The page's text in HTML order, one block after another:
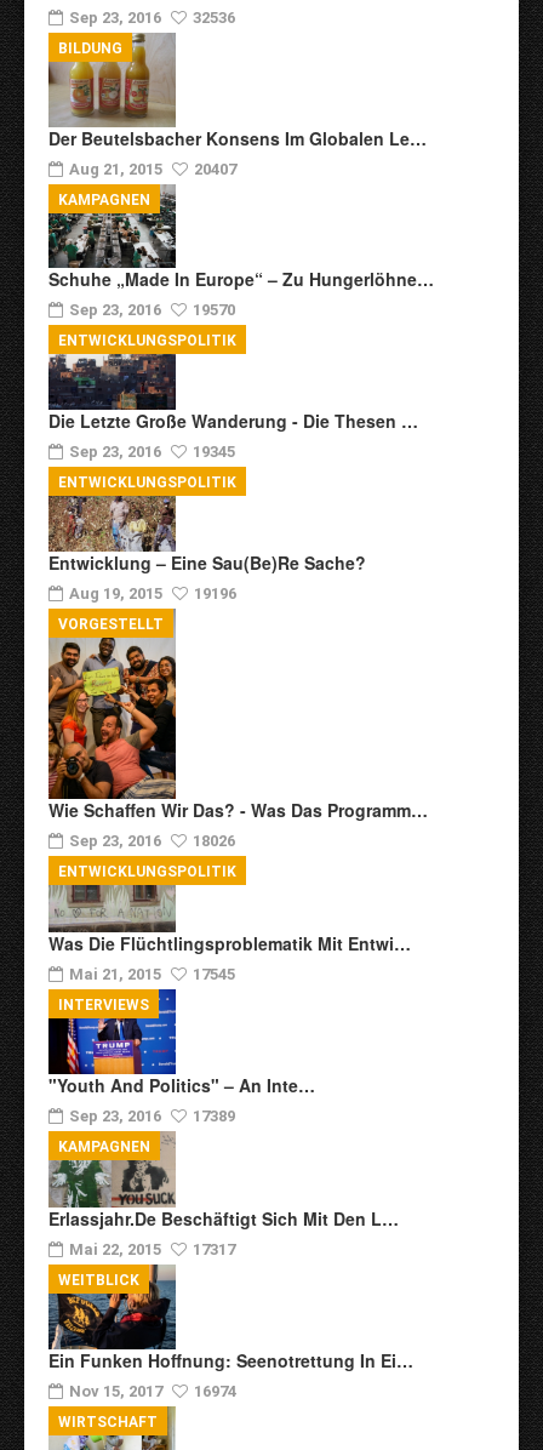
Sep 23, 2016 32536
Der Beutelsbacher Konsens Im Globalen Le…
Aug 21, 2015 20407
BILDUNG
Schuhe „Made In Europe“ – Zu Hungerlöhne…
Sep 23, 2016 19570
KAMPAGNEN
Die Letzte Große Wanderung - Die Thesen …
Sep 23, 2016 19345
ENTWICKLUNGSPOLITIK
Entwicklung – Eine Sau(be)re Sache?
Aug 19, 2015 19196
ENTWICKLUNGSPOLITIK
Wie Schaffen Wir Das? - Was Das Programm…
Sep 23, 2016 18026
VORGESTELLT
Was Die Flüchtlingsproblematik Mit Entwi…
Mai 21, 2015 17545
ENTWICKLUNGSPOLITIK
"Youth And Politics" – An Inte…
Sep 23, 2016 17389
INTERVIEWS
Erlassjahr.de Beschäftigt Sich Mit Den L…
Mai 22, 2015 17317
KAMPAGNEN
Ein Funken Hoffnung: Seenotrettung In Ei…
Nov 15, 2017 16974
WEITBLICK
WIRTSCHAFT